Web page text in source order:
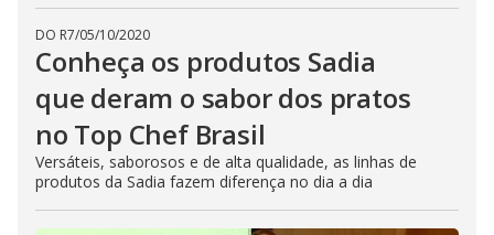
DO R7/05/10/2020
Conheça os produtos Sadia
que deram o sabor dos pratos
no Top Chef Brasil
Versáteis, saborosos e de alta qualidade, as linhas de
produtos da Sadia fazem diferença no dia a dia